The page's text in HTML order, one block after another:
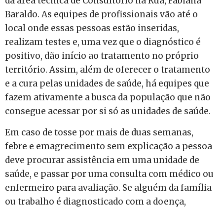
Baraldo. As equipes de profissionais vão até o
local onde essas pessoas estão inseridas,
realizam testes e, uma vez que o diagnóstico é
positivo, dão início ao tratamento no próprio
território. Assim, além de oferecer o tratamento
e a cura pelas unidades de saúde, há equipes que
fazem ativamente a busca da população que não
consegue acessar por si só as unidades de saúde.
Em caso de tosse por mais de duas semanas,
febre e emagrecimento sem explicação a pessoa
deve procurar assistência em uma unidade de
saúde, e passar por uma consulta com médico ou
enfermeiro para avaliação. Se alguém da família
ou trabalho é diagnosticado com a doença,